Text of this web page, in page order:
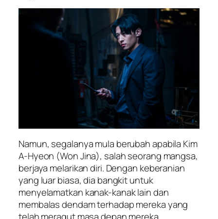
Namun, segalanya mula berubah apabila Kim
A-Hyeon (Won Jina), salah seorang mangsa,
berjaya melarikan diri. Dengan keberanian
yang luar biasa, dia bangkit untuk
menyelamatkan kanak-kanak lain dan
membalas dendam terhadap mereka yang